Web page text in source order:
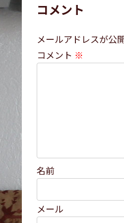
コメント
メールアドレスが公
コメント ※
名前
メール